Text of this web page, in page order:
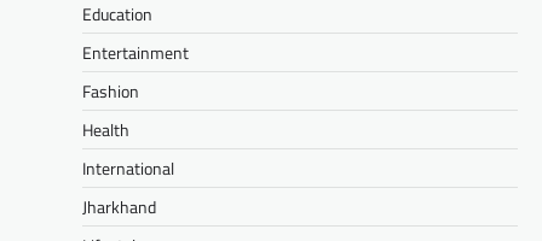
Education
Entertainment
Fashion
Health
International
Jharkhand